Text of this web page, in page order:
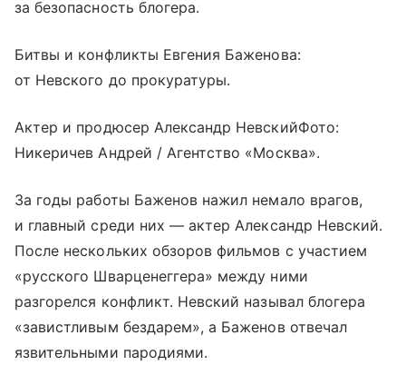
за безопасность блогера.
Битвы и конфликты Евгения Баженова:
от Невского до прокуратуры.
Актер и продюсер Александр НевскийФото:
Никеричев Андрей / Агентство «Москва».
За годы работы Баженов нажил немало врагов,
и главный среди них — актер Александр Невский.
После нескольких обзоров фильмов с участием
«русского Шварценеггера» между ними
разгорелся конфликт. Невский называл блогера
«завистливым бездарем», а Баженов отвечал
язвительными пародиями.